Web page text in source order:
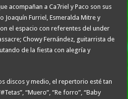
acompañan a Ca7riel y Paco son sus
Joaquín Furriel, Esmeralda Mitre y
el espacio con referentes del under
Chowy Fernández, guitarrista de
de la fiesta con alegría y
discos y medio, el repertorio esté tan
“Muero”, “Re forro”, “Baby